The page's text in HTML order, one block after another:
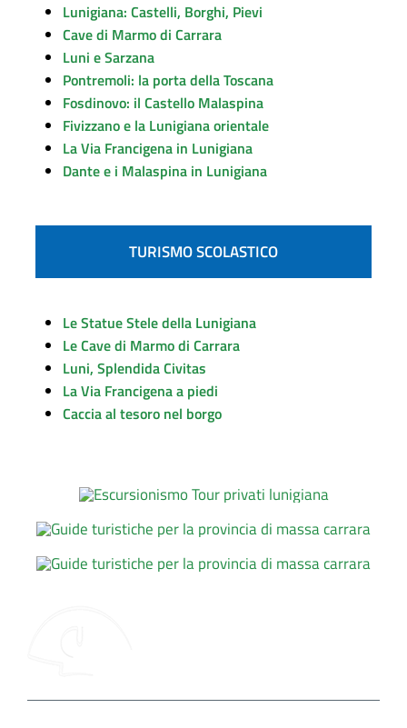
Lunigiana: Castelli, Borghi, Pievi
Cave di Marmo di Carrara
Luni e Sarzana
Pontremoli: la porta della Toscana
Fosdinovo: il Castello Malaspina
Fivizzano e la Lunigiana orientale
La Via Francigena in Lunigiana
Dante e i Malaspina in Lunigiana
TURISMO SCOLASTICO
Le Statue Stele della Lunigiana
Le Cave di Marmo di Carrara
Luni, Splendida Civitas
La Via Francigena a piedi
Caccia al tesoro nel borgo